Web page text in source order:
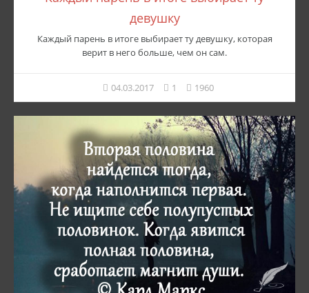
девушку
Каждый парень в итоге выбирает ту девушку, которая
верит в него больше, чем он сам.
04.03.2017 1 1960